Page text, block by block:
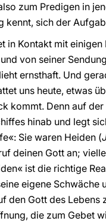
zum Predigen in
kennt, sich der
in Kontakt mit
von seiner
ernsthaft. Und
uns heute, etwas
kommt. Denn auf
hinab und legt
Sie waren Heiden (
deinen Gott an;
ist die richtige
eigene
Gott des
die zum Gebet